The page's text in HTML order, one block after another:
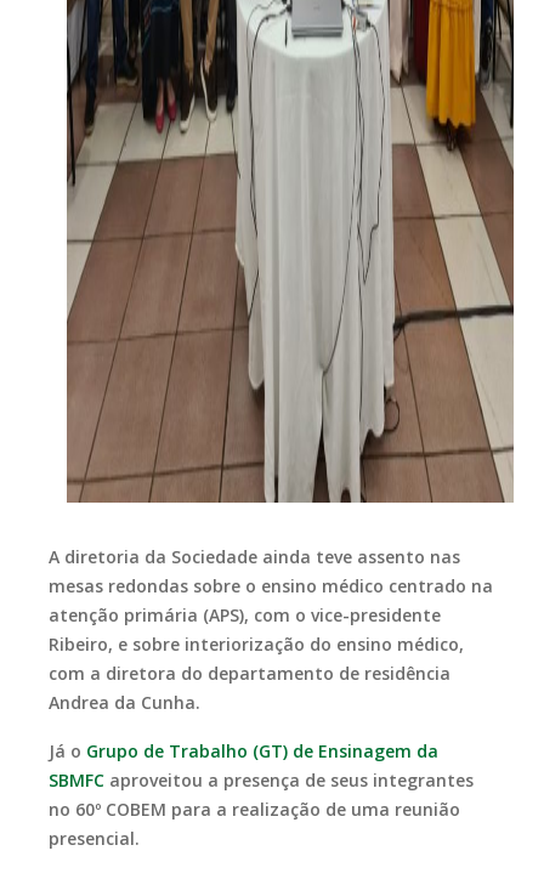
A diretoria da Sociedade ainda teve assento nas
mesas redondas sobre o ensino médico centrado na
atenção primária (APS), com o vice-presidente
Ribeiro, e sobre interiorização do ensino médico,
com a diretora do departamento de residência
Andrea da Cunha.
Já o Grupo de Trabalho (GT) de Ensinagem da
SBMFC aproveitou a presença de seus integrantes
no 60º COBEM para a realização de uma reunião
presencial.